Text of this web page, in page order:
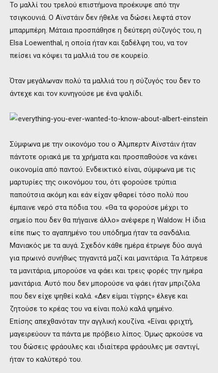
Το μαλλί του τρελού επιστήμονα προέκυψε από την
τσιγκουνιά. Ο Αϊνστάιν δεν ήθελε να δώσει λεφτά στον
μπαρμπέρη. Μάταια προσπάθησε η δεύτερη σύζυγός του, η
Elsa Loewenthal, η οποία ήταν και ξαδέλφη του, να τον
πείσει να κόψει τα μαλλιά του σε κουρείο.
Όταν μεγάλωναν πολύ τα μαλλιά του η σύζυγός του δεν το
άντεχε και τον κυνηγούσε με ένα ψαλίδι.
Σύμφωνα με την οικονόμο του ο Άλμπερτν Αϊνστάιν ήταν
πάντοτε οριακά με τα χρήματα και προσπαθούσε να κάνει
οικονομία από παντού. Ενδεικτικό είναι, σύμφωνα με τις
μαρτυρίες της οικονόμου του, ότι φορούσε τρύπια
παπούτσια ακόμη και εάν είχαν φθαρεί τόσο πολύ που
έμπαινε νερό στα πόδια του. «Θα τα φορούσε μέχρι το
σημείο που δεν θα πήγαινε άλλο» ανέφερε η Waldow. Η ίδια
είπε πως το αγαπημένο του υπόδημα ήταν τα σανδάλια.
Μανιακός με τα αυγά. Σχεδόν κάθε ημέρα έτρωγε δύο αυγά
για πρωινό συνήθως τηγανιτά μαζί και μανιτάρια. Τα λάτρευε
τα μανιτάρια, μπορούσε να φάει και τρεις φορές την ημέρα
μανιτάρια. Αυτό που δεν μπορούσε να φάει ήταν μπριζόλα
που δεν είχε ψηθεί καλά. «Δεν είμαι τίγρης» έλεγε και
ζητούσε το κρέας του να είναι πολύ καλά ψημένο.
Επίσης απεχθανόταν την αγγλική κουζίνα. «Είναι φριχτή,
μαγειρεύουν τα πάντα με πρόβειο λίπος. Όμως αρκούσε να
του δώσεις φράουλες και ιδιαίτερα φράουλες με σαντιγί,
ήταν το καλύτερό του.